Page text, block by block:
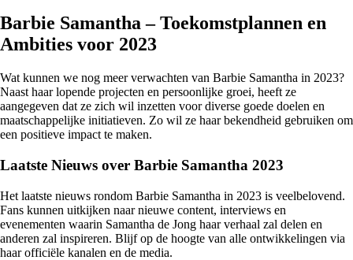
Barbie Samantha – Toekomstplannen en
Ambities voor 2023
Wat kunnen we nog meer verwachten van Barbie Samantha in 2023?
Naast haar lopende projecten en persoonlijke groei, heeft ze
aangegeven dat ze zich wil inzetten voor diverse goede doelen en
maatschappelijke initiatieven. Zo wil ze haar bekendheid gebruiken om
een positieve impact te maken.
Laatste Nieuws over Barbie Samantha 2023
Het laatste nieuws rondom Barbie Samantha in 2023 is veelbelovend.
Fans kunnen uitkijken naar nieuwe content, interviews en
evenementen waarin Samantha de Jong haar verhaal zal delen en
anderen zal inspireren. Blijf op de hoogte van alle ontwikkelingen via
haar officiële kanalen en de media.